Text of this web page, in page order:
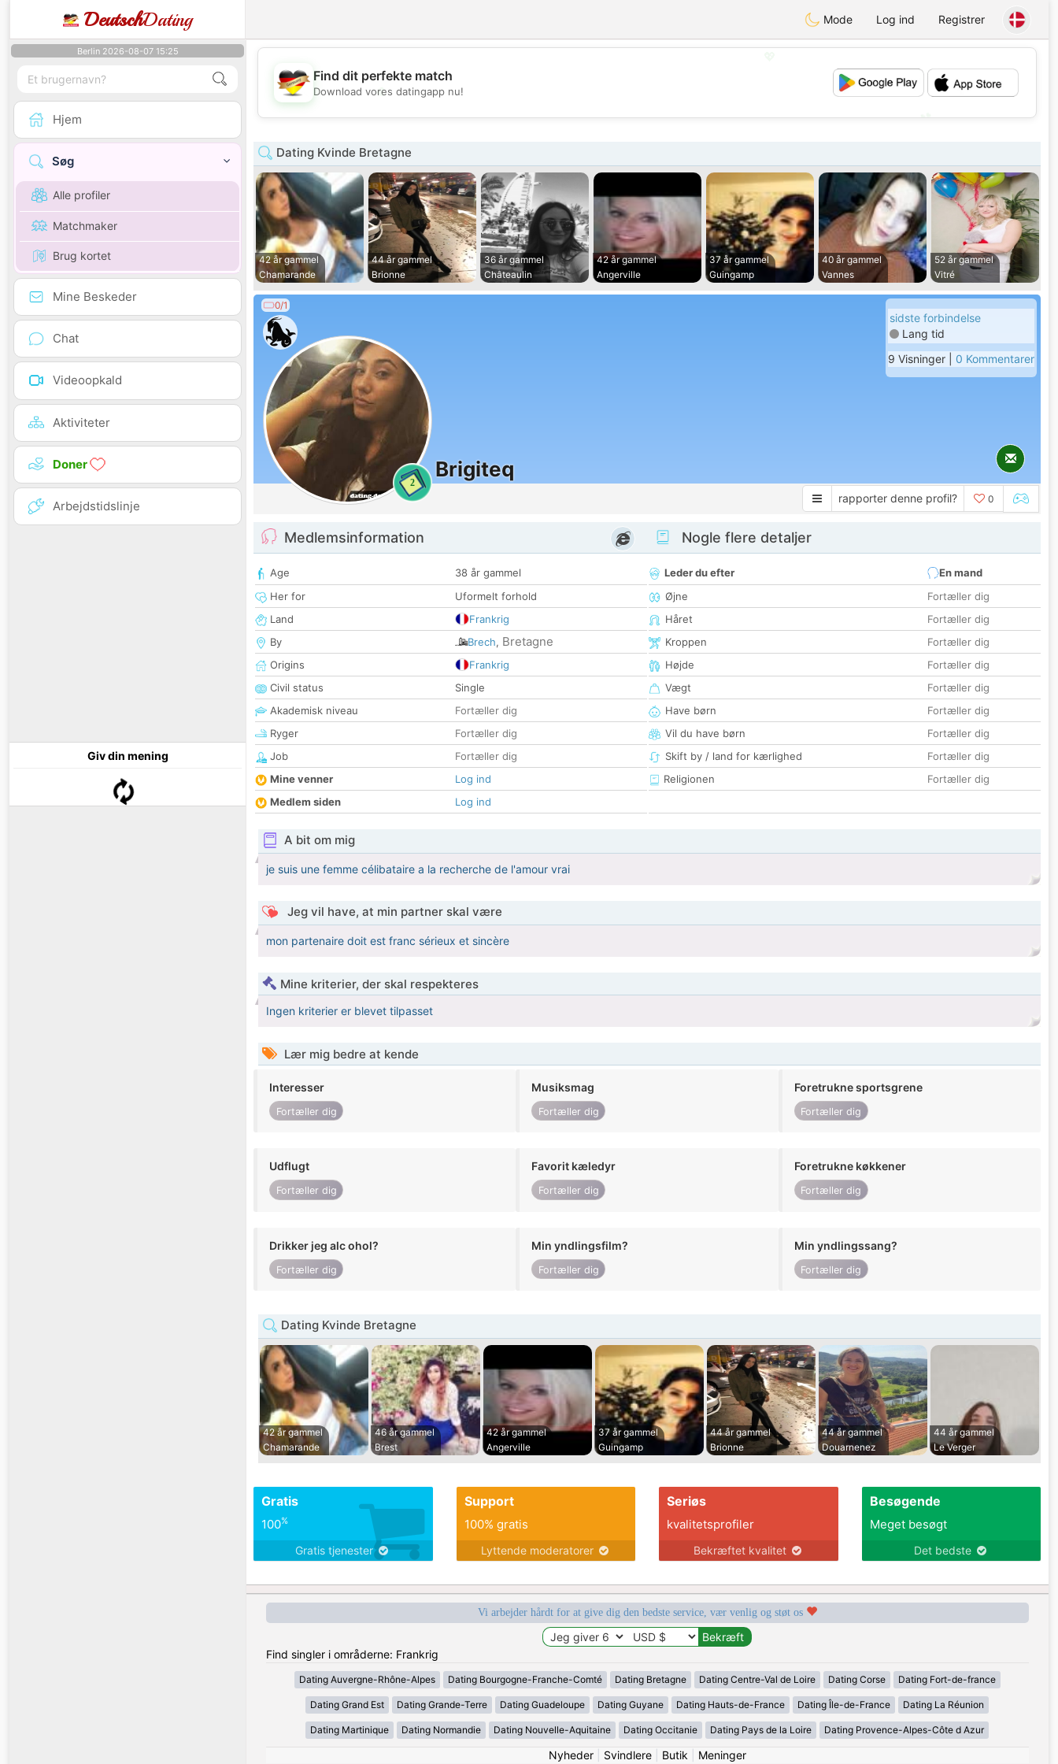
DeutschDating Mode Log ind Registrer
Berlin 2026-08-07 15:25
Hjem
Søg
Alle profiler
Matchmaker
Brug kortet
Mine Beskeder
Chat
Videoopkald
Aktiviteter
Doner
Arbejdstidslinje
Giv din mening
💖
💕
Find dit perfekte match
Download vores datingapp nu!
Dating Kvinde Bretagne
42 år gammel
Chamarande
44 år gammel
Brionne
36 år gammel
Châteaulin
42 år gammel
Angerville
37 år gammel
Guingamp
40 år gammel
Vannes
52 år gammel
Vitré
0/1
2
Brigiteq
sidste forbindelse
Lang tid
9 Visninger | 0 Kommentarer
rapporter denne profil? 0
Medlemsinformation
Age
38 år gammel
Her for
Uformelt forhold
Land
Frankrig
By
Brech, Bretagne
Origins
Frankrig
Civil status
Single
Akademisk niveau
Fortæller dig
Ryger
Fortæller dig
Job
Fortæller dig
Mine venner
Log ind
Medlem siden
Log ind
Nogle flere detaljer
Leder du efter
En mand
Øjne
Fortæller dig
Håret
Fortæller dig
Kroppen
Fortæller dig
Højde
Fortæller dig
Vægt
Fortæller dig
Have børn
Fortæller dig
Vil du have børn
Fortæller dig
Skift by / land for kærlighed
Fortæller dig
Religionen
Fortæller dig
A bit om mig
je suis une femme célibataire a la recherche de l'amour vrai
Jeg vil have, at min partner skal være
mon partenaire doit est franc sérieux et sincère
Mine kriterier, der skal respekteres
Ingen kriterier er blevet tilpasset
Lær mig bedre at kende
Interesser
Fortæller dig
Musiksmag
Fortæller dig
Foretrukne sportsgrene
Fortæller dig
Udflugt
Fortæller dig
Favorit kæledyr
Fortæller dig
Foretrukne køkkener
Fortæller dig
Drikker jeg alc ohol?
Fortæller dig
Min yndlingsfilm?
Fortæller dig
Min yndlingssang?
Fortæller dig
Dating Kvinde Bretagne
42 år gammel
Chamarande
46 år gammel
Brest
42 år gammel
Angerville
37 år gammel
Guingamp
44 år gammel
Brionne
44 år gammel
Douarnenez
44 år gammel
Le Verger
Gratis
100%
Gratis tjenester
Support
100% gratis
Lyttende moderatorer
Seriøs
kvalitetsprofiler
Bekræftet kvalitet
Besøgende
Meget besøgt
Det bedste
Vi arbejder hårdt for at give dig den bedste service, vær venlig og støt os
Find singler i områderne: Frankrig
Dating Auvergne-Rhône-Alpes Dating Bourgogne-Franche-Comté Dating Bretagne Dating Centre-Val de Loire Dating Corse Dating Fort-de-france
Dating Grand Est Dating Grande-Terre Dating Guadeloupe Dating Guyane Dating Hauts-de-France Dating Île-de-France Dating La Réunion
Dating Martinique Dating Normandie Dating Nouvelle-Aquitaine Dating Occitanie Dating Pays de la Loire Dating Provence-Alpes-Côte d Azur
Nyheder| Svindlere| Butik Meninger